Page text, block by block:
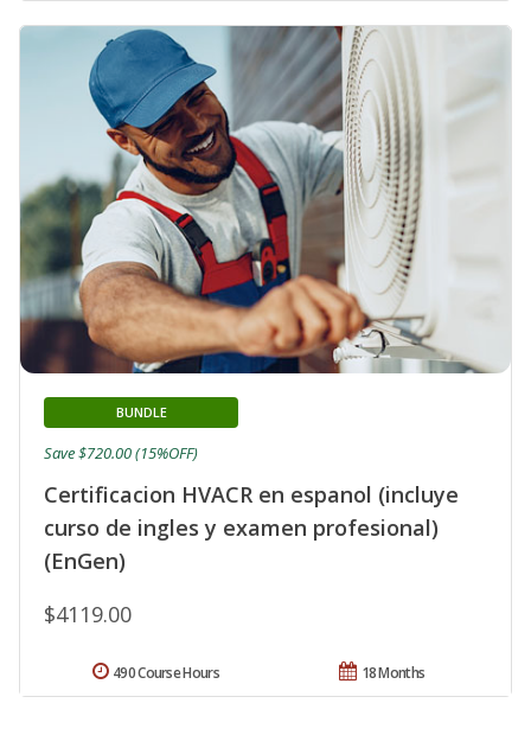
Certificacion HVACR en espanol (incluye
curso de ingles y examen profesional)
(EnGen)
BUNDLE
$4119.00
Save $720.00 (15%OFF)
18 Months
490 Course Hours